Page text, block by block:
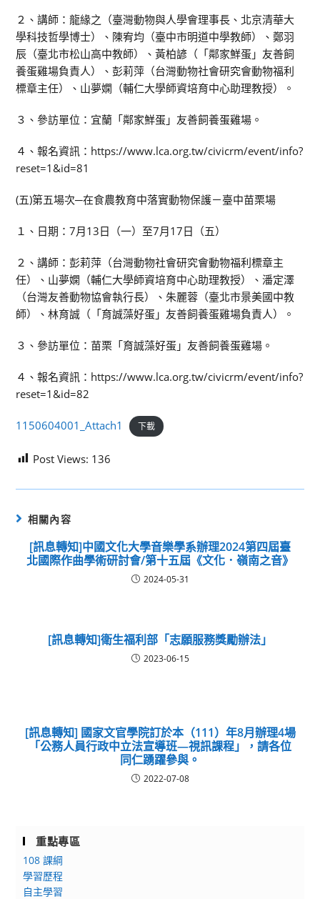
２、講師：龍緣之（臺灣動物與人學會理事長、北京清華大
學科技哲學博士）、陳宥均（臺中市明道中學教師）、鄭羽
辰（臺北市松山高中教師）、黃柏諺（「鄰家鮮蛋」友善飼
養蛋雞場負責人）、彭莉萍（台灣動物社會研究會動物福利
標章主任）、山夢嫻（輔仁大學師資培育中心助理教授）。
３、參訪單位：宜蘭「鄰家鮮蛋」友善飼養蛋雞場。
４、報名資訊：https://www.lca.org.tw/civicrm/event/info?
reset=1&id=81
(五)第五場次─在食農教育中落實動物保護－臺中苗栗場
１、日期：7月13日（一）至7月17日（五）
２、講師：彭莉萍（台灣動物社會研究會動物福利標章主
任）、山夢嫻（輔仁大學師資培育中心助理教授）、潘定澤
（台灣友善動物協會執行長）、朱麗蓉（臺北市景美國中教
師）、林育誠（「育誠藻好蛋」友善飼養蛋雞場負責人）。
３、參訪單位：苗栗「育誠藻好蛋」友善飼養蛋雞場。
４、報名資訊：https://www.lca.org.tw/civicrm/event/info?
reset=1&id=82
1150604001_Attach1 下載
Post Views: 136
相關內容
[訊息轉知]中國文化大學音樂學系辦理2024第四屆臺
北國際作曲學術研討會/第十五屆《文化．嶺南之音》
2024-05-31
[訊息轉知]衛生福利部「志願服務獎勵辦法」
2023-06-15
[訊息轉知] 國家文官學院訂於本（111）年8月辦理4場
「公務人員行政中立法宣導班—視訊課程」，請各位
同仁踴躍參與。
2022-07-08
重點專區
108 課綱
學習歷程
自主學習